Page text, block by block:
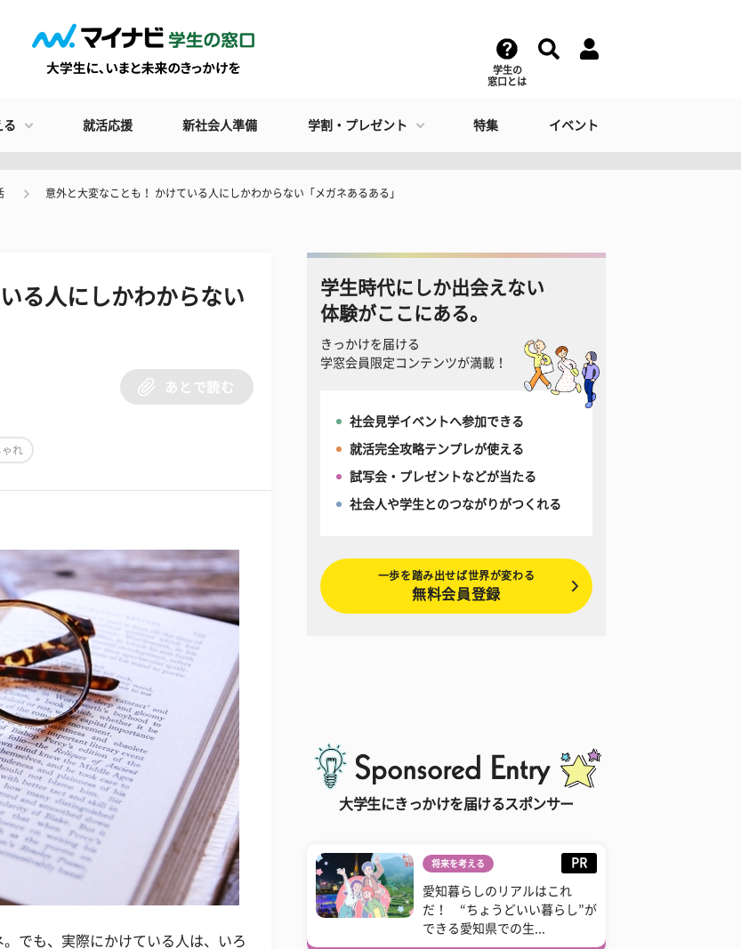
学生の
窓口とは
る 就活応援 新社会人準備 学割・プレゼント 特集 イベント
意外と大変なことも！ かけている人にしかわからない「メガネあるある」
る人にしかわからない
あとで読む
れ
でも、実際にかけている人は、いろ
学生時代にしか出会えない
体験がここにある。
きっかけを届ける
学窓会員限定コンテンツが満載！
社会見学イベントへ参加できる
就活完全攻略テンプレが使える
試写会・プレゼントなどが当たる
社会人や学生とのつながりがつくれる
一歩を踏み出せば世界が変わる
無料会員登録
大学生にきっかけを届けるスポンサー
将来を考える PR
愛知暮らしのリアルはこれ
だ！ “ちょうどいい暮らし”が
できる愛知県での生...